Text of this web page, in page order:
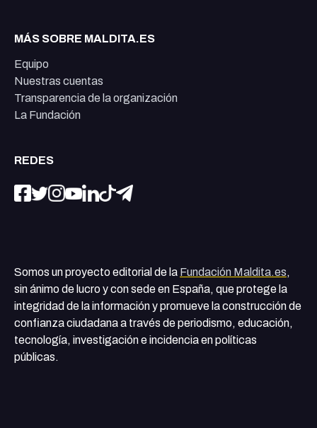
MÁS SOBRE MALDITA.ES
Equipo
Nuestras cuentas
Transparencia de la organización
La Fundación
REDES
Somos un proyecto editorial de la Fundación Maldita.es,
sin ánimo de lucro y con sede en España, que protege la
integridad de la información y promueve la construcción de
confianza ciudadana a través de periodismo, educación,
tecnología, investigación e incidencia en políticas
públicas.